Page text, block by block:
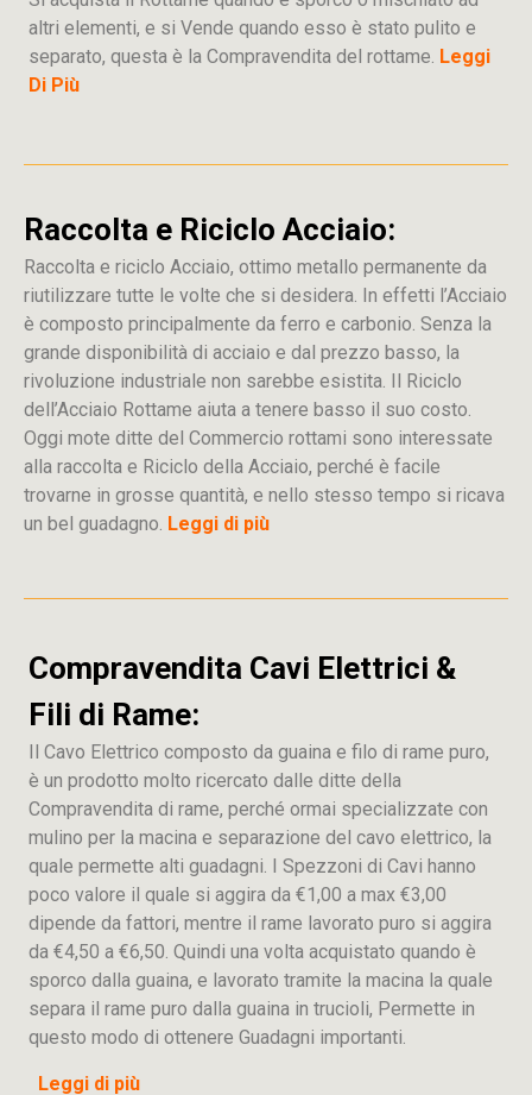
altri elementi, e si Vende quando esso è stato pulito e
separato, questa è la Compravendita del rottame. Leggi
Di Più
Raccolta e Riciclo Acciaio:
Raccolta e riciclo Acciaio, ottimo metallo permanente da
riutilizzare tutte le volte che si desidera. In effetti l’Acciaio
è composto principalmente da ferro e carbonio. Senza la
grande disponibilità di acciaio e dal prezzo basso, la
rivoluzione industriale non sarebbe esistita. Il Riciclo
dell’Acciaio Rottame aiuta a tenere basso il suo costo.
Oggi mote ditte del Commercio rottami sono interessate
alla raccolta e Riciclo della Acciaio, perché è facile
trovarne in grosse quantità, e nello stesso tempo si ricava
un bel guadagno. Leggi di più
Compravendita Cavi Elettrici &
Fili di Rame:
Il Cavo Elettrico composto da guaina e filo di rame puro,
è un prodotto molto ricercato dalle ditte della
Compravendita di rame, perché ormai specializzate con
mulino per la macina e separazione del cavo elettrico, la
quale permette alti guadagni. I Spezzoni di Cavi hanno
poco valore il quale si aggira da €1,00 a max €3,00
dipende da fattori, mentre il rame lavorato puro si aggira
da €4,50 a €6,50. Quindi una volta acquistato quando è
sporco dalla guaina, e lavorato tramite la macina la quale
separa il rame puro dalla guaina in trucioli, Permette in
questo modo di ottenere Guadagni importanti.
Leggi di più